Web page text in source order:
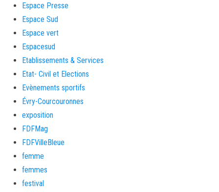
Espace Presse
Espace Sud
Espace vert
Espacesud
Etablissements & Services
Etat- Civil et Elections
Evènements sportifs
Évry-Courcouronnes
exposition
FDFMag
FDFVilleBleue
femme
femmes
festival